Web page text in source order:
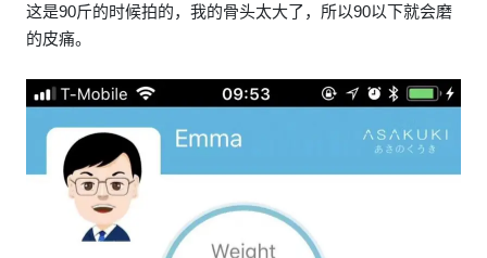
这是90斤的时候拍的，我的骨头太大了，所以90以下就会磨
的皮痛。